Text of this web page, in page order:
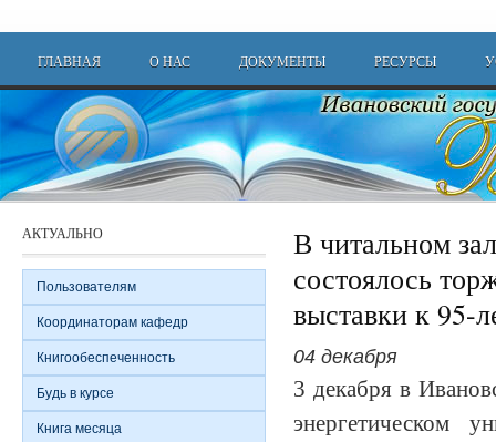
Main menu
ГЛАВНАЯ О НАС ДОКУМЕНТЫ РЕСУРСЫ
В читальном
состоялось
выставки к
04 декабря
3 декабря в
энергетическом
АКТУАЛЬНО
Пользователям
Координаторам кафедр
Книгообеспеченность
Будь в курсе
Книга месяца